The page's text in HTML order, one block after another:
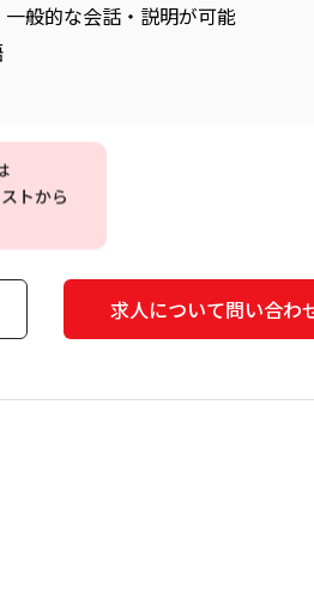
般的な会話・説明が可能
トから
求人について問い合わ